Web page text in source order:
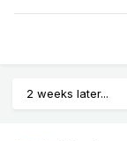
2 weeks later...